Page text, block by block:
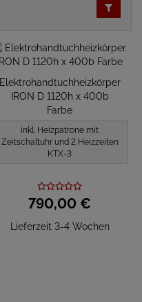
Elektrohandtuchheizkörper
IRON D 1120h x 400b
Farbe
inkl. Heizpatrone mit
Zeitschaltuhr und 2 Heizzeiten
KTX-3
790,00 €
Lieferzeit 3-4 Wochen